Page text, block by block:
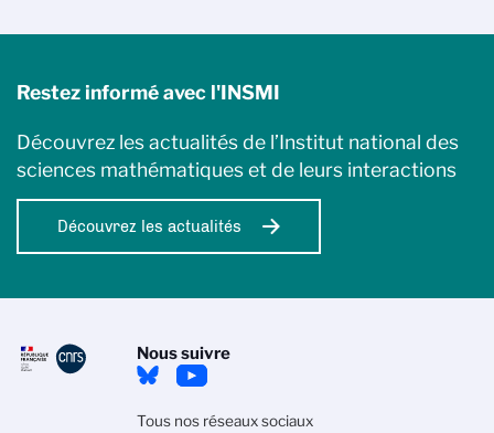
Restez informé avec l'INSMI
Découvrez les actualités de l’Institut national des
sciences mathématiques et de leurs interactions
Découvrez les actualités
Nous suivre
Tous nos réseaux sociaux